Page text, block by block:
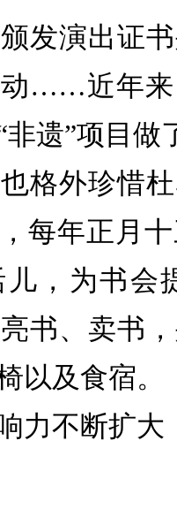
发演出证
……近年来
遗”项目做
格外珍惜
每年正月
，为书会
书、卖书
以及食宿。
力不断扩大